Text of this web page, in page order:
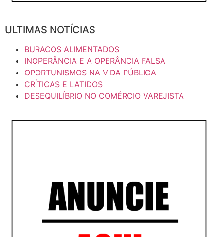
ULTIMAS NOTÍCIAS
BURACOS ALIMENTADOS
INOPERÂNCIA E A OPERÂNCIA FALSA
OPORTUNISMOS NA VIDA PÚBLICA
CRÍTICAS E LATIDOS
DESEQUILÍBRIO NO COMÉRCIO VAREJISTA